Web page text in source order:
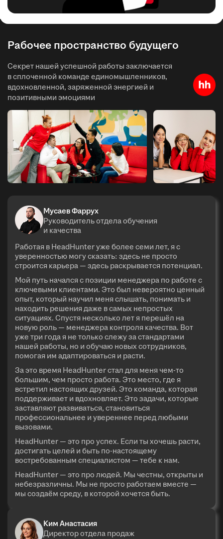
Рабочее пространство будущего
Секрет нашей успешной работы заключается
в сплоченной команде единомышленников,
вдохновленной, заряженной энергией и
позитивными эмоциями
Мусаев Фаррух
Руководитель отдела обучения
и качества
Работая в HeadHunter уже более семи лет, я с
уверенностью могу сказать: здесь не просто
строится карьера — здесь раскрывается потенциал.
Мой путь начался с позиции менеджера по работе с
ключевыми клиентами. Это был невероятно ценный
опыт, который научил меня слышать, понимать и
находить решения даже в самых непростых
ситуациях. Спустя несколько лет я перешёл на
новую роль — менеджера контроля качества. Вот
уже три года я не только слежу за стандартами
нашей работы, но и обучаю новых сотрудников,
помогая им адаптироваться и расти.
За это время HeadHunter стал для меня чем-то
большим, чем просто работа. Это место, где я
встретил настоящих друзей. Это команда, которая
поддерживает и вдохновляет. Это задачи, которые
заставляют развиваться, становиться
профессиональнее и увереннее перед любыми
вызовами.
HeadHunter — это про успех. Если ты хочешь расти,
достигать целей и быть по-настоящему
востребованным специалистом — тебе к нам.
HeadHunter — это про людей. Мы честны, открыты и
небезразличны. Мы не просто работаем вместе —
мы создаём среду, в которой хочется быть.
Ким Анастасия
Директор отдела продаж